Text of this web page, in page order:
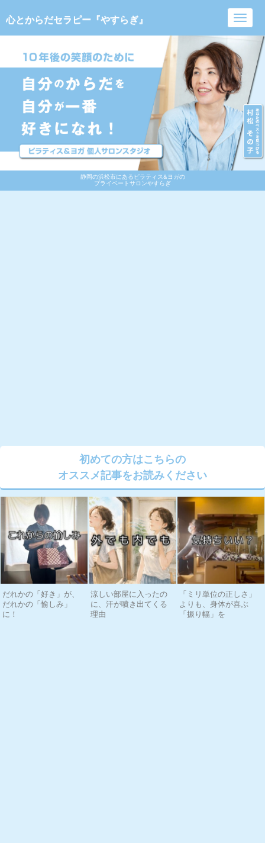
静岡の浜松市にあるピラティス&ヨガの
プライベートサロンやすらぎ
心とからだセラピー『やすらぎ』
初めての方はこちらの
オススメ記事をお読みください
だれかの「好き」が、
だれかの「愉しみ」
に！
涼しい部屋に入ったの
に、汗が噴き出てくる
理由
「ミリ単位の正しさ」
よりも、身体が喜ぶ
「振り幅」を